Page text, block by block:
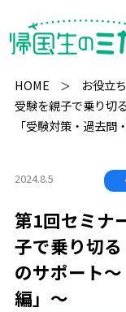
HOME お役立
受験を親子で乗り切
「受験対策・過去問
2024.8.5
第1回セミナ
子で乗り切
のサポート
編」〜